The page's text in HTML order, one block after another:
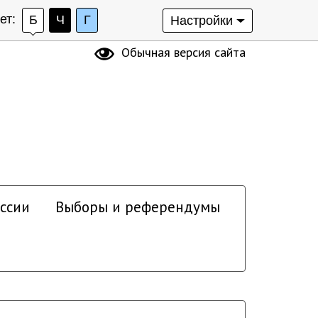
Б Ч Г Настройки
Обычная версия сайта
Выборы и референдумы